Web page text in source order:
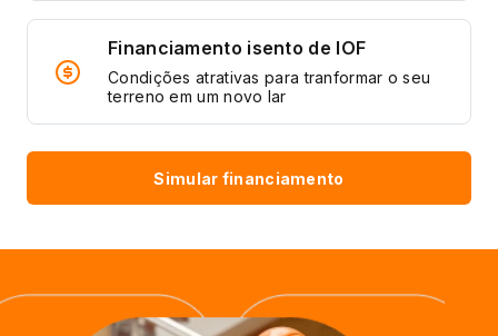
Financiamento isento de IOF
Condições atrativas para tranformar o seu
terreno em um novo lar
Simular financiamento